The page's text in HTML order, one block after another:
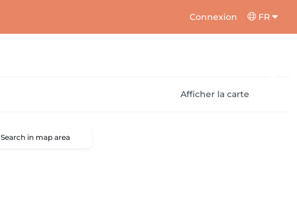
Connexion FR
Afficher la carte
Search in map area